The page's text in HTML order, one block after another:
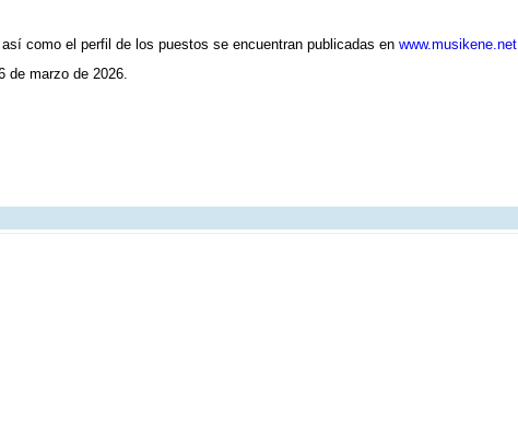
así como el perfil de los puestos se encuentran publicadas enwww.musikene.net
de marzo de 2026.